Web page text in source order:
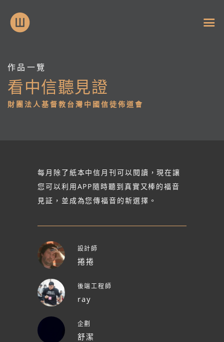
作品一覽
看中信聽見證
財團法人基督教台灣中國信徒佈道會
每月除了紙本中信月刊可以閱讀，現在讓
您可以利用APP隨時聽到真實又棒的福音
見証，並成為您傳福音的新選擇。
設計師
捲捲
後端工程師
ray
企劃
舒潔